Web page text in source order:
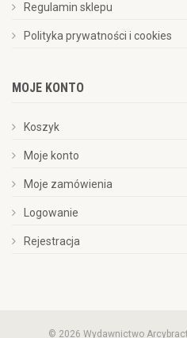
Regulamin sklepu
Polityka prywatności i cookies
MOJE KONTO
Koszyk
Moje konto
Moje zamówienia
Logowanie
Rejestracja
© 2026 Wydawnictwo